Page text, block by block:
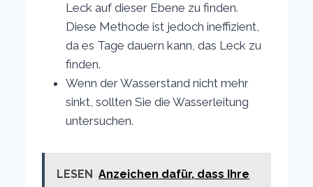
Leck auf dieser Ebene zu finden.
Diese Methode ist jedoch ineffizient,
da es Tage dauern kann, das Leck zu
finden.
Wenn der Wasserstand nicht mehr
sinkt, sollten Sie die Wasserleitung
untersuchen.
LESEN Anzeichen dafür, dass Ihre